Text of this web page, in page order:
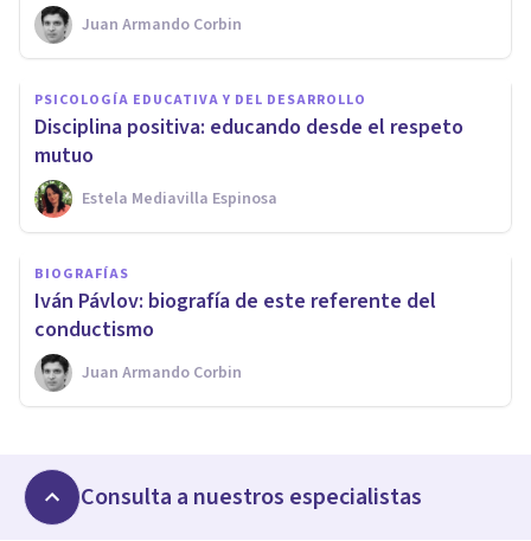
Juan Armando Corbin
PSICOLOGÍA EDUCATIVA Y DEL DESARROLLO
Disciplina positiva: educando desde el respeto
mutuo
Estela Mediavilla Espinosa
BIOGRAFÍAS
Iván Pávlov: biografía de este referente del
conductismo
Juan Armando Corbin
Consulta a nuestros especialistas